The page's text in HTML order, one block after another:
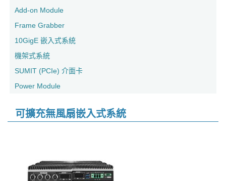
Add-on Module
Frame Grabber
10GigE 嵌入式系統
機架式系統
SUMIT (PCIe) 介面卡
Power Module
可擴充無風扇嵌入式系統